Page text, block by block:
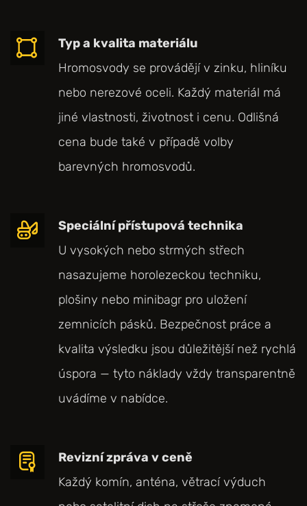
Typ a kvalita materiálu
Hromosvody se provádějí v zinku, hliníku
nebo nerezové oceli. Každý materiál má
jiné vlastnosti, životnost i cenu. Odlišná
cena bude také v případě volby
barevných hromosvodů.
Speciální přístupová technika
U vysokých nebo strmých střech
nasazujeme horolezeckou techniku,
plošiny nebo minibagr pro uložení
zemnicích pásků. Bezpečnost práce a
kvalita výsledku jsou důležitější než rychlá
úspora — tyto náklady vždy transparentně
uvádíme v nabídce.
Revizní zpráva v ceně
Každý komín, anténa, větrací výduch